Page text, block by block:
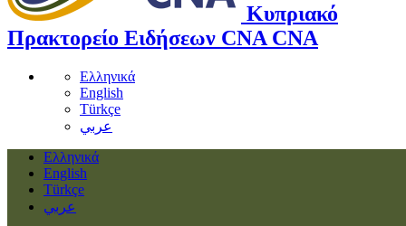
Κυπριακό
Πρακτορείο Ειδήσεων CNA CNA
Ελληνικά
English
Türkçe
عربي
Ελληνικά
English
Türkçe
عربي